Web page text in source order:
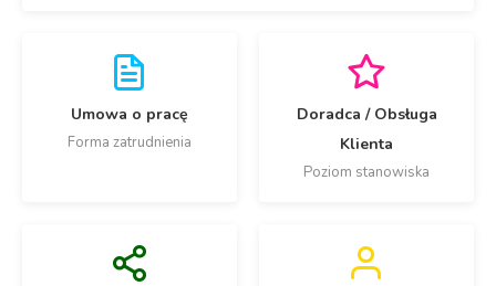
Umowa o pracę
Forma zatrudnienia
Doradca / Obsługa
Klienta
Poziom stanowiska